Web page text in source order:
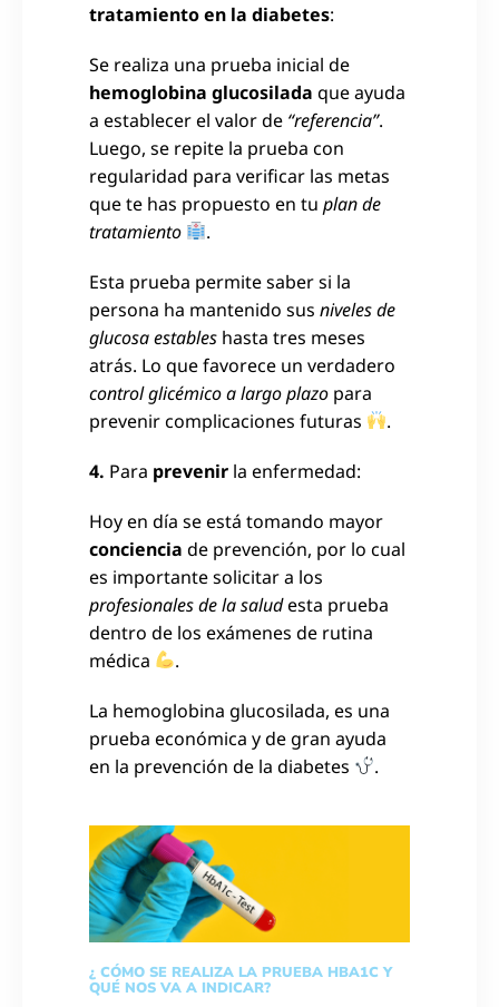
tratamiento en la diabetes:
Se realiza una prueba inicial de
hemoglobina glucosilada que ayuda
a establecer el valor de “referencia”.
Luego, se repite la prueba con
regularidad para verificar las metas
que te has propuesto en tu plan de
tratamiento
.
Esta prueba permite saber si la
persona ha mantenido sus niveles de
glucosa estables hasta tres meses
atrás. Lo que favorece un verdadero
control glicémico a largo plazo para
prevenir complicaciones futuras
.
4. Para prevenir la enfermedad:
Hoy en día se está tomando mayor
conciencia de prevención, por lo cual
es importante solicitar a los
profesionales de la saludesta prueba
dentro de los exámenes de rutina
médica
.
La hemoglobina glucosilada, es una
prueba económica y de gran ayuda
en la prevención de la diabetes
.
¿ CÓMO SE REALIZA LA PRUEBA HBA1C Y
QUÉ NOS VA A INDICAR?